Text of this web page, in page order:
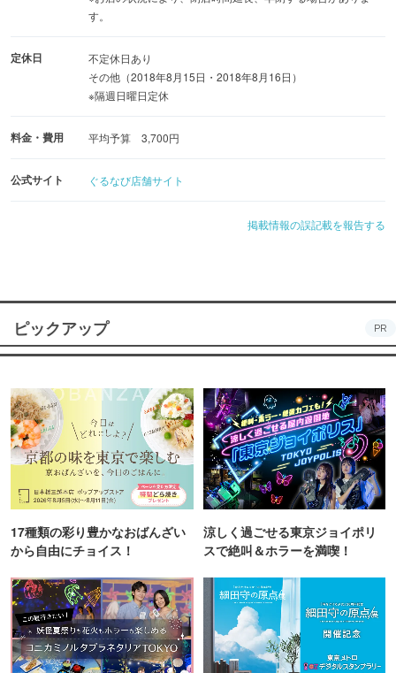
す。
定休日
不定休日あり
その他（2018年8月15日・2018年8月16日）
※隔週日曜日定休
料金・費用 平均予算 3,700円
公式サイト ぐるなび店舗サイト
掲載情報の誤記載を報告する
ピックアップ PR
17種類の彩り豊かなおばんざい
から自由にチョイス！
涼しく過ごせる東京ジョイポリ
スで絶叫＆ホラーを満喫！